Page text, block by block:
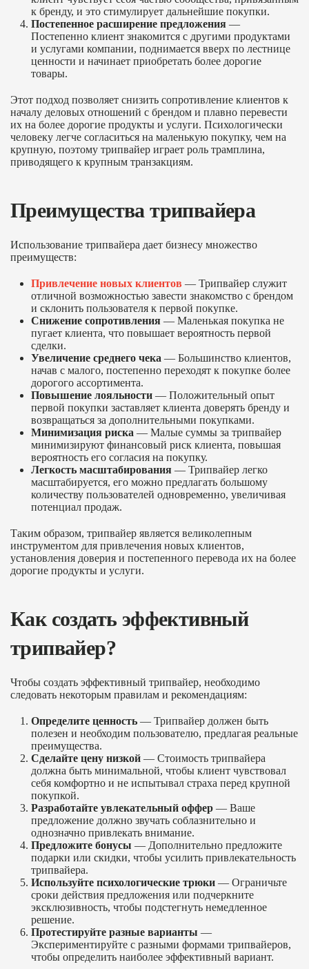
к бренду, и это стимулирует дальнейшие покупки.
Постепенное расширение предложения —
Постепенно клиент знакомится с другими продуктами
и услугами компании, поднимается вверх по лестнице
ценности и начинает приобретать более дорогие
товары.
Этот подход позволяет снизить сопротивление клиентов к
началу деловых отношений с брендом и плавно перевести
их на более дорогие продукты и услуги. Психологически
человеку легче согласиться на маленькую покупку, чем на
крупную, поэтому трипвайер играет роль трамплина,
приводящего к крупным транзакциям.
Преимущества трипвайера
Использование трипвайера дает бизнесу множество
преимуществ:
Привлечение новых клиентов — Трипвайер служит
отличной возможностью завести знакомство с брендом
и склонить пользователя к первой покупке.
Снижение сопротивления — Маленькая покупка не
пугает клиента, что повышает вероятность первой
сделки.
Увеличение среднего чека — Большинство клиентов,
начав с малого, постепенно переходят к покупке более
дорогого ассортимента.
Повышение лояльности — Положительный опыт
первой покупки заставляет клиента доверять бренду и
возвращаться за дополнительными покупками.
Минимизация риска — Малые суммы за трипвайер
минимизируют финансовый риск клиента, повышая
вероятность его согласия на покупку.
Легкость масштабирования — Трипвайер легко
масштабируется, его можно предлагать большому
количеству пользователей одновременно, увеличивая
потенциал продаж.
Таким образом, трипвайер является великолепным
инструментом для привлечения новых клиентов,
установления доверия и постепенного перевода их на более
дорогие продукты и услуги.
Как создать эффективный
трипвайер?
Чтобы создать эффективный трипвайер, необходимо
следовать некоторым правилам и рекомендациям:
Определите ценность — Трипвайер должен быть
полезен и необходим пользователю, предлагая реальные
преимущества.
Сделайте цену низкой — Стоимость трипвайера
должна быть минимальной, чтобы клиент чувствовал
себя комфортно и не испытывал страха перед крупной
покупкой.
Разработайте увлекательный оффер — Ваше
предложение должно звучать соблазнительно и
однозначно привлекать внимание.
Предложите бонусы — Дополнительно предложите
подарки или скидки, чтобы усилить привлекательность
трипвайера.
Используйте психологические трюки — Ограничьте
сроки действия предложения или подчеркните
эксклюзивность, чтобы подстегнуть немедленное
решение.
Протестируйте разные варианты —
Экспериментируйте с разными формами трипвайеров,
чтобы определить наиболее эффективный вариант.